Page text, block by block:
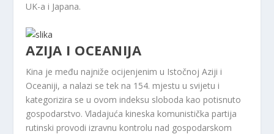
UK-a i Japana.
AZIJA I OCEANIJA
Kina je među najniže ocijenjenim u Istočnoj Aziji i
Oceaniji, a nalazi se tek na 154. mjestu u svijetu i
kategorizira se u ovom indeksu sloboda kao potisnuto
gospodarstvo. Vladajuća kineska komunistička partija
rutinski provodi izravnu kontrolu nad gospodarskom